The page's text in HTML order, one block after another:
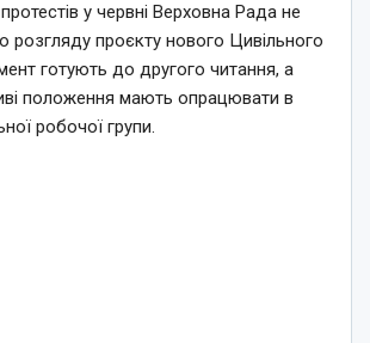
у червні Верховна Рада не
розгляду проєкту нового Цивільного
готують до другого читання, а
положення мають опрацювати в
робочої групи.